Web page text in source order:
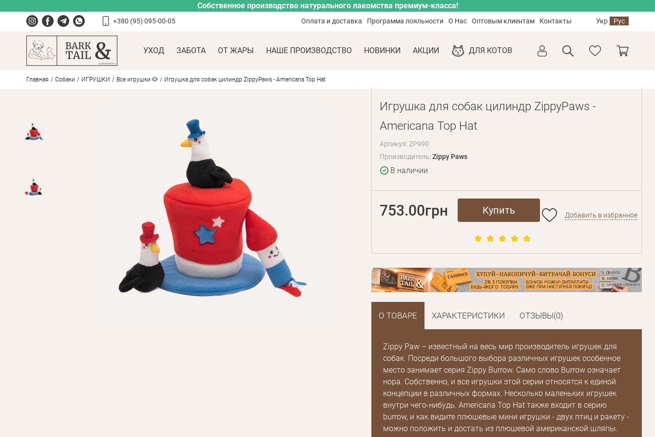
Собственное производство натурального лакомства премиум-класса!
+380 (95) 095-00-05 Оплата и доставка Программа лояльности О Нас Оптовым клиентам Контакты Укр Рус
УХОД ЗАБОТА ОТ ЖАРЫ НАШЕ ПРОИЗВОДСТВО НОВИНКИ АКЦИИ ДЛЯ КОТОВ
Главная Собаки ИГРУШКИ Все игрушки 🐶 Игрушка для собак цилиндр ZippyPaws - Americana Top Hat
Игрушка для собак цилиндр ZippyPaws -
Americana Top Hat
Артикул: ZP990
Производитель:Zippy Paws
В наличии
753.00грн Купить Добавить в избранное
О ТОВАРЕ ХАРАКТЕРИСТИКИ ОТЗЫВЫ(0)
Zippy Paw – известный на весь мир производитель игрушек для
собак. Посреди большого выбора различных игрушек особенное
место занимает серия Zippy Burrow. Само слово Burrow означает
нора. Собственно, и все игрушки этой серии относятся к единой
концепции в различных формах. Несколько маленьких игрушек
внутри чего-нибудь. Americana Top Hat также входит в серию
burrow, и как видите плюшевые мини игрушки - двух птиц и ракету -
можно положить и достать из плюшевой американской шляпы.